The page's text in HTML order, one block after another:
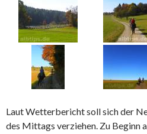
Laut Wetterbericht soll sich der
des Mittags verziehen. Zu Beginn